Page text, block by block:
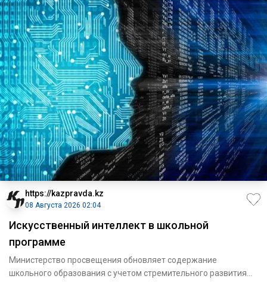
https://kazpravda.kz
08 Августа 2026 02:04
Искусственный интеллект в школьной
программе
Министерство просвещения обновляет содержание
школьного образования с учетом стремительного развития